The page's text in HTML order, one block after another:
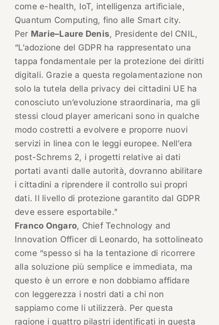
come e-health, IoT, intelligenza artificiale,
Quantum Computing, fino alle Smart city.
Per Marie–Laure Denis, Presidente del CNIL,
“L’adozione del GDPR ha rappresentato una
tappa fondamentale per la protezione dei diritti
digitali. Grazie a questa regolamentazione non
solo la tutela della privacy dei cittadini UE ha
conosciuto un’evoluzione straordinaria, ma gli
stessi cloud player americani sono in qualche
modo costretti a evolvere e proporre nuovi
servizi in linea con le leggi europee. Nell’era
post-Schrems 2, i progetti relative ai dati
portati avanti dalle autorità, dovranno abilitare
i cittadini a riprendere il controllo sui propri
dati. Il livello di protezione garantito dal GDPR
deve essere esportabile."
Franco Ongaro, Chief Technology and
Innovation Officer di Leonardo, ha sottolineato
come “spesso si ha la tentazione di ricorrere
alla soluzione più semplice e immediata, ma
questo è un errore e non dobbiamo affidare
con leggerezza i nostri dati a chi non
sappiamo come li utilizzerà. Per questa
ragione i quattro pilastri identificati in questa